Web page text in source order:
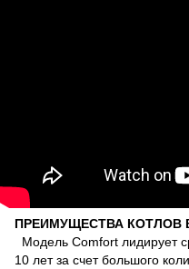
ПРЕИМУЩЕСТВА КОТЛОВ
Модель Comfort лидирует
10 лет за счет большого